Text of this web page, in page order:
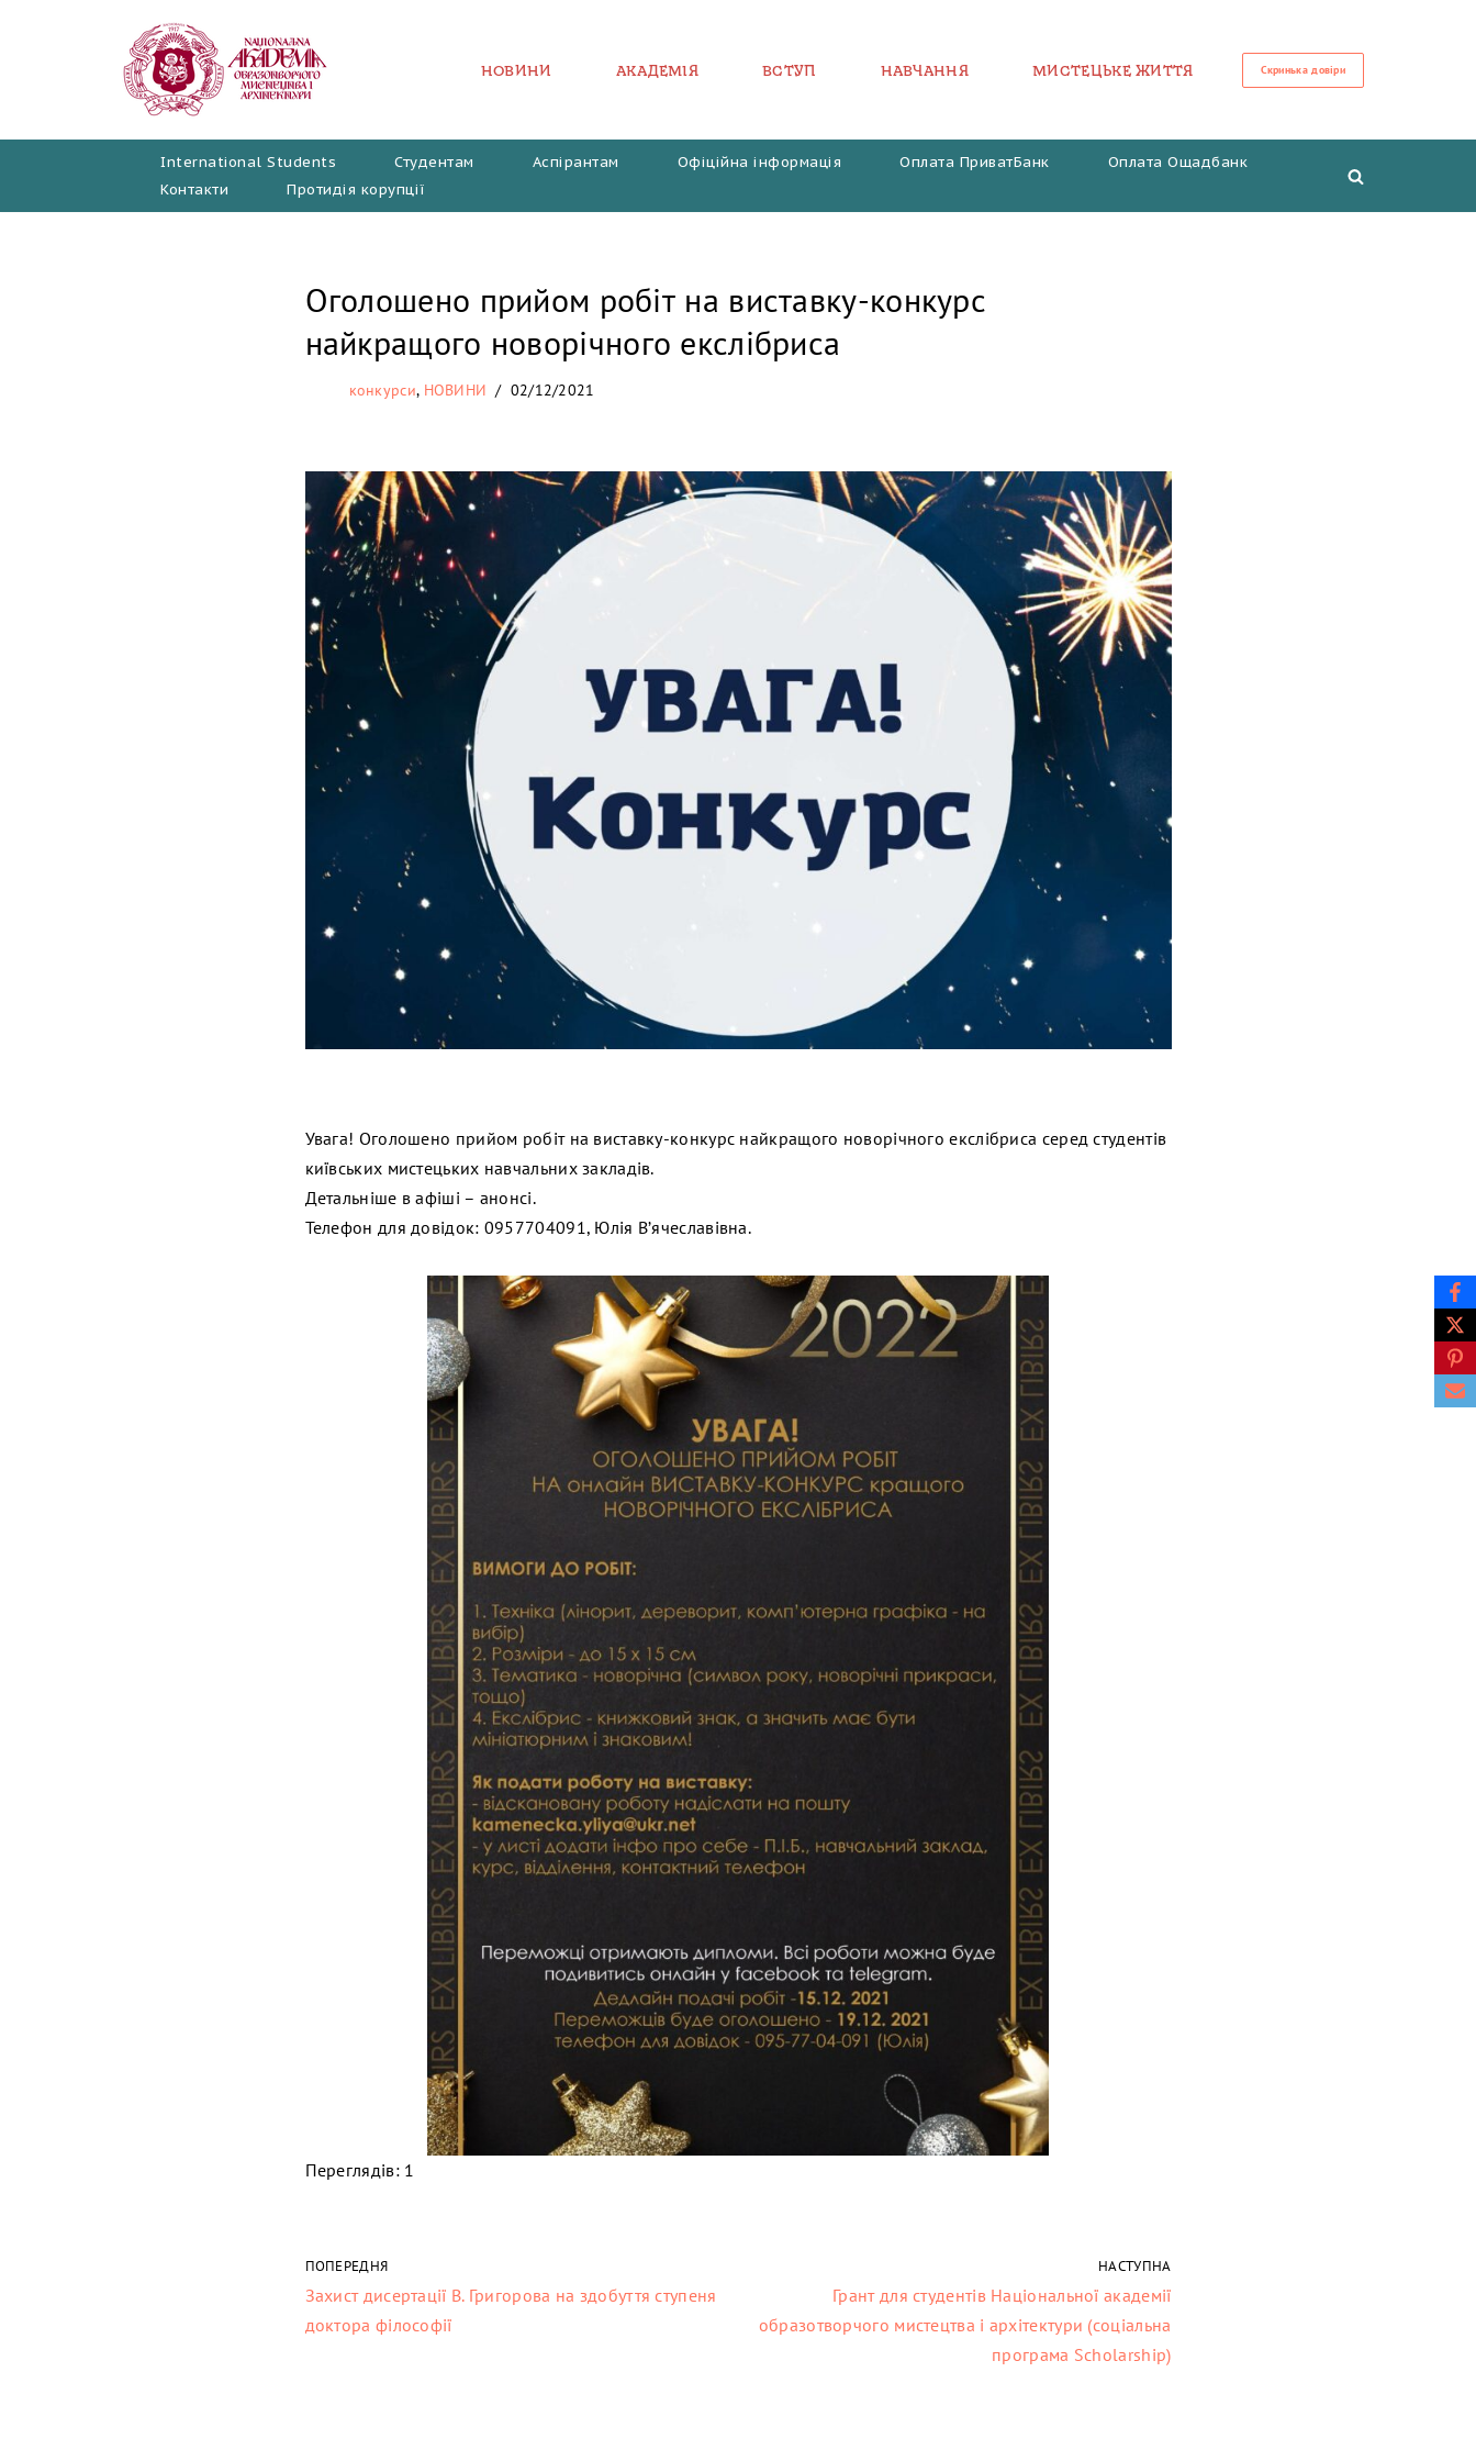
НОВИНИ АКАДЕМІЯ ВСТУП НАВЧАННЯ МИСТЕЦЬКЕ ЖИТТЯ Скринька довіри
International Students Студентам Аспірантам Офіційна інформація Оплата ПриватБанк
Оплата Ощадбанк
Контакти
Протидія корупції
Оголошено прийом робіт на виставку-конкурс
найкращого новорічного екслібриса
конкурси, НОВИНИ 02/12/2021
Увага! Оголошено прийом робіт на виставку-конкурс найкращого новорічного екслібриса серед студентів
київських мистецьких навчальних закладів.
Детальніше в афіші – анонсі.
Телефон для довідок: 0957704091, Юлія В’ячеславівна.
Переглядів: 1
ПОПЕРЕДНЯ
Захист дисертації В. Григорова на здобуття ступеня
доктора філософії
НАСТУПНА
Грант для студентів Національної академії
образотворчого мистецтва і архітектури (соціальна
програма Scholarship)